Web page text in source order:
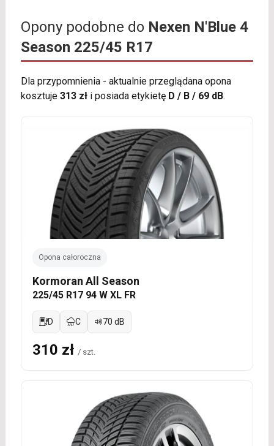
Opony podobne do Nexen N'Blue 4
Season 225/45 R17
Dla przypomnienia - aktualnie przeglądana opona
kosztuje 313 złi posiada etykietę D / B / 69 dB.
Opona całoroczna
Kormoran All Season
225/45 R17 94 W XL FR
D C 70 dB
310 zł / szt.